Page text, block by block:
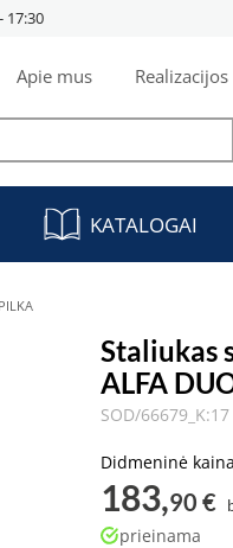
17:30
Apie mus Realizacijos
KATALOGAI
Staliukas
ALFA
SOD/
Didmeninė kaina
183,90 €
prieinama